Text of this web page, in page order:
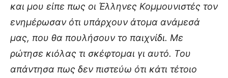
και μου είπε πως οι Έλληνες Κομμουνιστές τον
ενημέρωσαν ότι υπάρχουν άτομα ανάμεσά
μας, που θα πουλήσουν το παιχνίδι. Με
ρώτησε κιόλας τι σκέφτομαι γι αυτό. Του
απάντησα πως δεν πιστεύω ότι κάτι τέτοιο